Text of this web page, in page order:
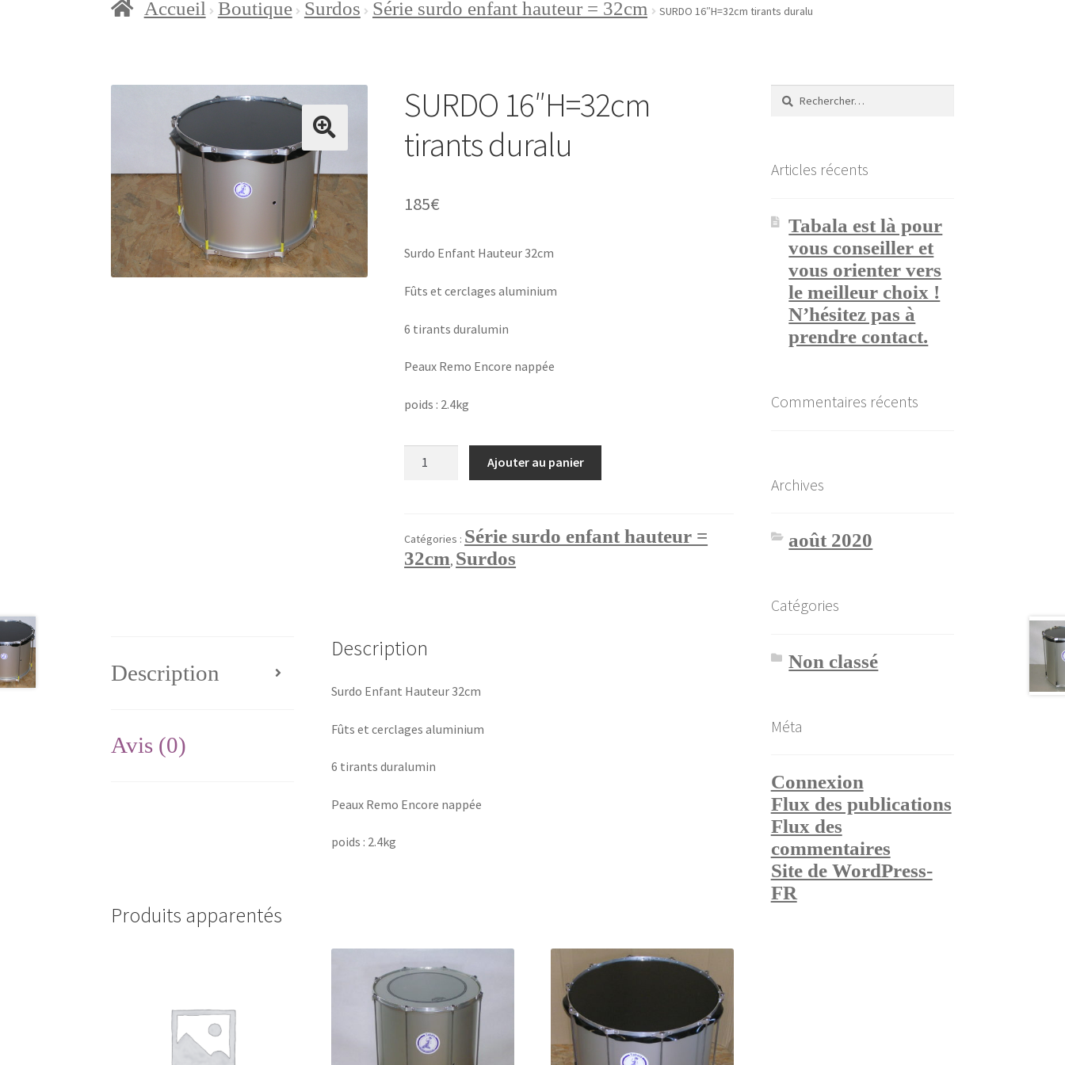
AccueilBlogBoutiqueConditions générales de venteContact
Accueil Boutique Surdos Série surdo enfant hauteur = 32cm SURDO 16″H=32cm tirants duralu
SURDO 16″H=32cm
tirants duralu
185€
Surdo Enfant Hauteur 32cm
Fûts et cerclages aluminium
6 tirants duralumin
Peaux Remo Encore nappée
poids : 2.4kg
tirants
duralu
Ajouter au panier
Catégories : Série surdo enfant hauteur =
32cm, Surdos
Description
Avis (0)
Description
Surdo Enfant Hauteur 32cm
Fûts et cerclages aluminium
6 tirants duralumin
Peaux Remo Encore nappée
poids : 2.4kg
Produits apparentés
Rechercher :
Articles récents
Tabala est là pour
vous conseiller et
vous orienter vers
le meilleur choix !
N’hésitez pas à
prendre contact.
Commentaires récents
Archives
août 2020
Catégories
Non classé
Méta
Connexion
Flux des publications
Flux des
commentaires
Site de WordPress-
FR